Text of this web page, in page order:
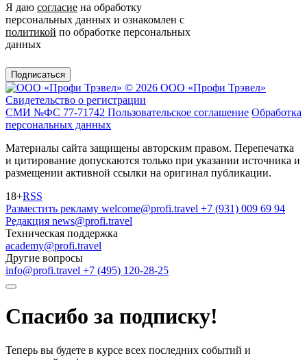
Я даю согласие на обработку
персональных данных и ознакомлен с
политикой по обработке персональных
данных
Подписаться
© 2026 ООО «Профи Трэвeл»
Свидетельство о регистрации
СМИ №ФС 77-71742 Пользовательское соглашение Обработка
персональных данных
Материалы сайта защищены авторским правом. Перепечатка
и цитирование допускаются только при указании источника и
размещении активной ссылки на оригинал публикации.
18+RSS
Разместить рекламу welcome@profi.travel +7 (931) 009 69 94
Редакция news@profi.travel
Техническая поддержка
academy@profi.travel
Другие вопросы
info@profi.travel +7 (495) 120-28-25
Спасибо за подписку!
Теперь вы будете в курсе всех последних событий и